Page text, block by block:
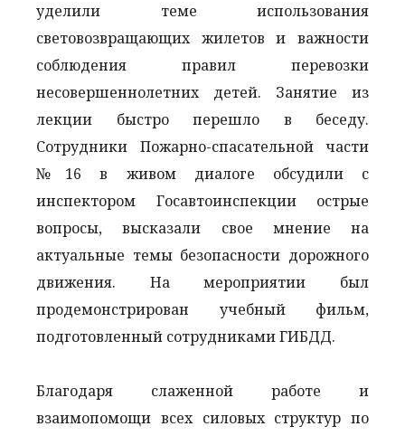
уделили теме использования
световозвращающих жилетов и важности
соблюдения правил перевозки
несовершеннолетних детей. Занятие из
лекции быстро перешло в беседу.
Сотрудники Пожарно-спасательной части
№16 в живом диалоге обсудили с
инспектором Госавтоинспекции острые
вопросы, высказали свое мнение на
актуальные темы безопасности дорожного
движения. На мероприятии был
продемонстрирован учебный фильм,
подготовленный сотрудниками ГИБДД.
Благодаря слаженной работе и
взаимопомощи всех силовых структур по